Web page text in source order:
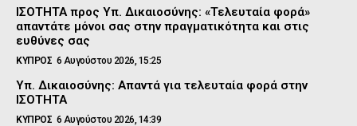
ΙΣΟΤΗΤΑ προς Υπ. Δικαιοσύνης: «Τελευταία φορά»
απαντάτε μόνοι σας στην πραγματικότητα και στις
ευθύνες σας
ΚΥΠΡΟΣ 6 Αυγούστου 2026, 15:25
Υπ. Δικαιοσύνης: Απαντά για τελευταία φορά στην
ΙΣΟΤΗΤΑ
ΚΥΠΡΟΣ 6 Αυγούστου 2026, 14:39